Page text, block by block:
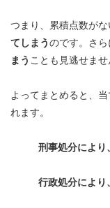
つまり、累積点数がな
てしまうのです。さ
まう ことも見逃せませ
よってまとめると、
れます。
刑事処分により
行政処分によ